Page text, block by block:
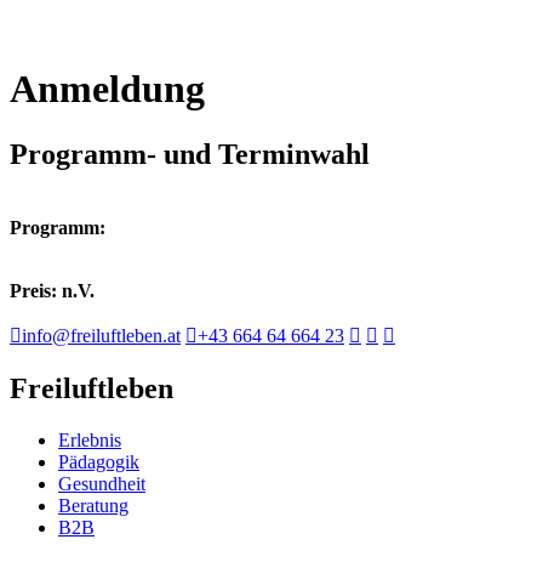
Anmeldung
Programm- und Terminwahl
Programm:
Preis: n.V.
info@freiluftleben.at +43 664 64 664 23
Freiluftleben
Erlebnis
Pädagogik
Gesundheit
Beratung
B2B